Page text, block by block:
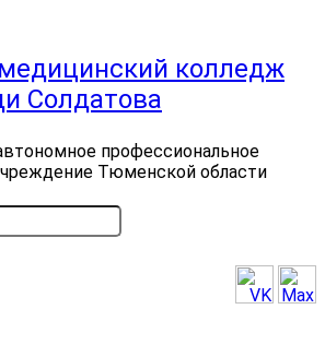
колледж
Солдатова
профессиональное
Тюменской области